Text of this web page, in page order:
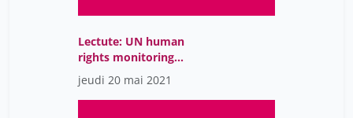
Lectute: UN human
rights monitoring
mechanisms: the new
CRC Communications
Procedure
jeudi 20 mai 2021